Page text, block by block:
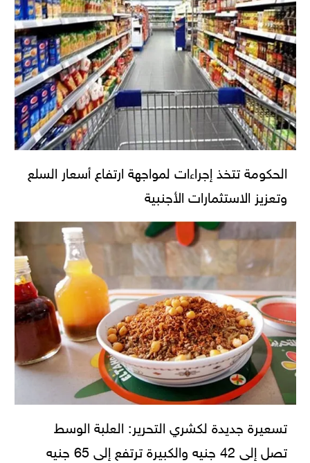
الحكومة تتخذ إجراءات لمواجهة ارتفاع أسعار السلع
وتعزيز الاستثمارات الأجنبية
تسعيرة جديدة لكشري التحرير: العلبة الوسط
تصل إلى 42 جنيه والكبيرة ترتفع إلى 65 جنيه